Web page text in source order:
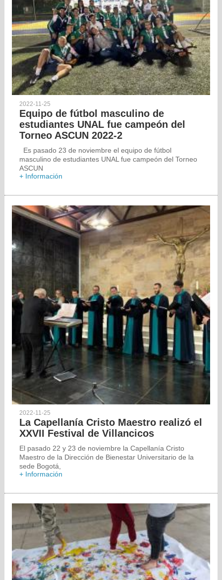
2022-11-25
Equipo de fútbol masculino de
estudiantes UNAL fue campeón del
Torneo ASCUN 2022-2
Es pasado 23 de noviembre el equipo de fútbol
masculino de estudiantes UNAL fue campeón del Torneo
ASCUN
+ Información
2022-11-25
La Capellanía Cristo Maestro realizó el
XXVII Festival de Villancicos
El pasado 22 y 23 de noviembre la Capellanía Cristo
Maestro de la Dirección de Bienestar Universitario de la
sede Bogotá,
+ Información